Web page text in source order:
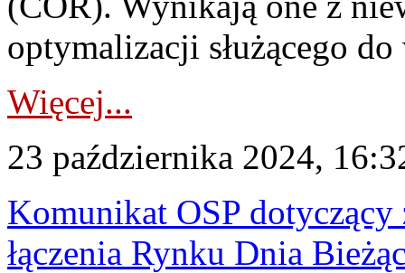
optymalizacji służącego
Więcej...
23 października 2024,
Komunikat OSP dotyczący
łączenia Rynku Dnia